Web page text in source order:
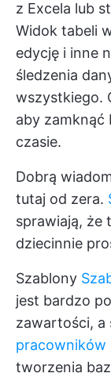
z Excela lub
Widok tabeli
edycję i inne
śledzenia
wszystkiego.
aby zamknąć
czasie.
Dobrą
tutaj od zera.
sprawiają, że
dziecinnie
Szablony
jest bardzo
zawartości, a
pracowników
tworzenia